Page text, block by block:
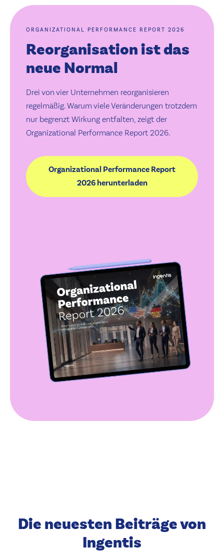
ORGANIZATIONAL PERFORMANCE REPORT 2026
Reorganisation ist das
neue Normal
Drei von vier Unternehmen reorganisieren
regelmäßig. Warum viele Veränderungen trotzdem
nur begrenzt Wirkung entfalten, zeigt der
Organizational Performance Report 2026.
Organizational Performance Report
2026 herunterladen
Die neuesten Beiträge von
Ingentis